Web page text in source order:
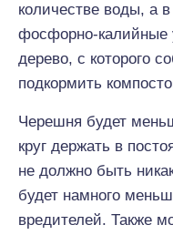
количестве воды, а
фосфорно-калийные
дерево, с которого
подкормить
Черешня будет
круг держать в
не должно быть
будет намного
вредителей. Также